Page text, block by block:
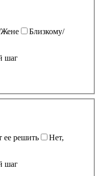
Близкому/
шаг
ее решить
Нет,
шаг